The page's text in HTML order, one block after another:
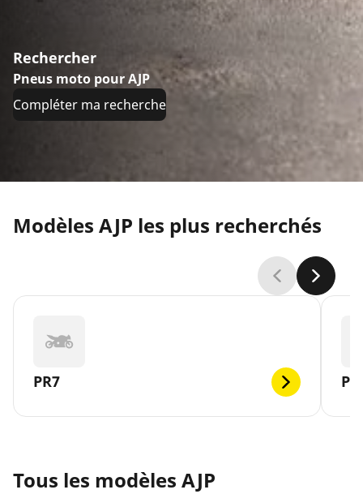
Rechercher
Pneus moto pour AJP
Compléter ma recherche
Modèles AJP les plus recherchés
PR7
Tous les modèles AJP